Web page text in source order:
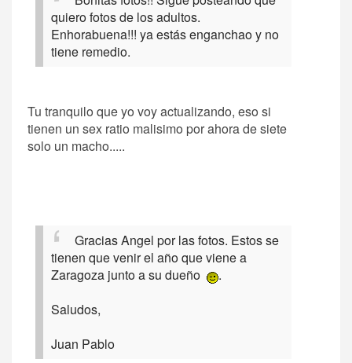
quiero fotos de los adultos.
Enhorabuena!!! ya estás enganchao y no
tiene remedio.
Tu tranquilo que yo voy actualizando, eso si
tienen un sex ratio malisimo por ahora de siete
solo un macho.....
Gracias Angel por las fotos. Estos se
tienen que venir el año que viene a
Zaragoza junto a su dueño
.
Saludos,
Juan Pablo